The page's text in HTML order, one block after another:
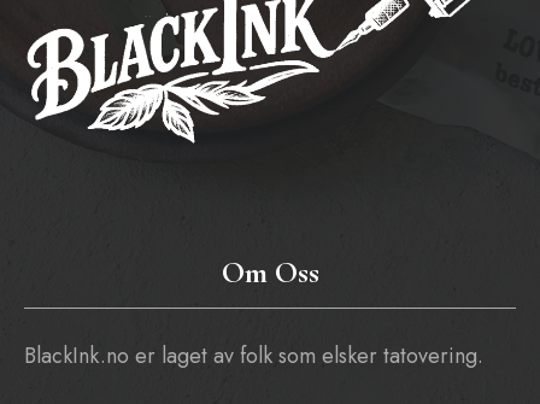
Om Oss
BlackInk.no er laget av folk som elsker tatovering.